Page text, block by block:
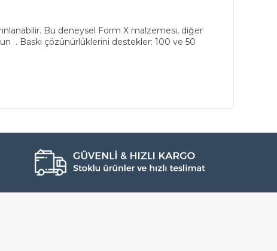
Bu deneysel Form X malzemesi, diğer
. Baskı çözünürlüklerini destekler: 100 ve 50